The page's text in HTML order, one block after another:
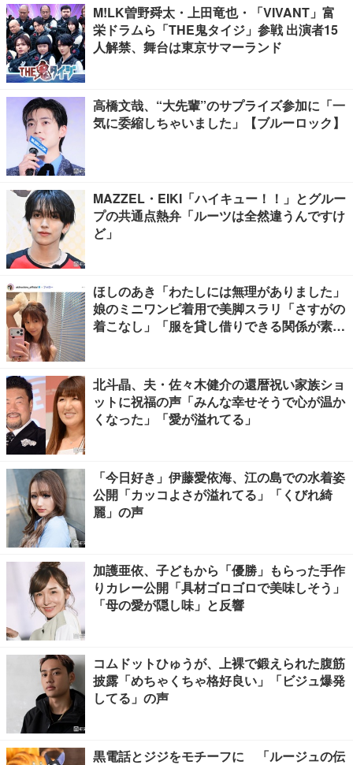
M!LK曽野舜太・上田竜也・「VIVANT」富
栄ドラムら「THE鬼タイジ」参戦 出演者15
人解禁、舞台は東京サマーランド
高橋文哉、“大先輩”のサプライズ参加に「一
気に委縮しちゃいました」【ブルーロック】
MAZZEL・EIKI「ハイキュー！！」とグルー
プの共通点熱弁「ルーツは全然違うんですけ
ど」
ほしのあき「わたしには無理がありました」
娘のミニワンピ着用で美脚スラリ「さすがの
着こなし」「服を貸し借りできる関係が素
北斗晶、夫・佐々木健介の還暦祝い家族ショ
ットに祝福の声「みんな幸せそうで心が温か
くなった」「愛が溢れてる」
「今日好き」伊藤愛依海、江の島での水着姿
公開「カッコよさが溢れてる」「くびれ綺
麗」の声
加護亜依、子どもから「優勝」もらった手作
りカレー公開「具材ゴロゴロで美味しそう」
「母の愛が隠し味」と反響
コムドットひゅうが、上裸で鍛えられた腹筋
披露「めちゃくちゃ格好良い」「ビジュ爆発
してる」の声
黒電話とジジをモチーフに 「ルージュの伝